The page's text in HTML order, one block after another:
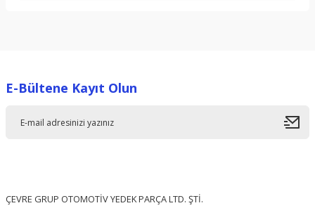
Ürün resmi kalitesiz, bozuk veya görüntülenemiyor.
E-Bültene Kayıt Olun
ÇEVRE GRUP OTOMOTİV YEDEK PARÇA LTD. ŞTİ.